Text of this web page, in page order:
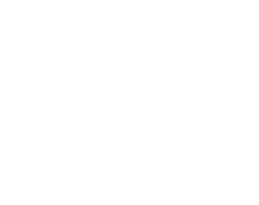
下狠手拳打脚踢